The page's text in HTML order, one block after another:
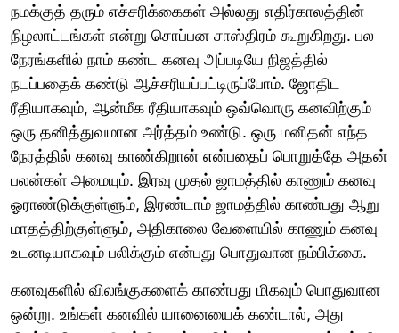
நமக்குத் தரும் எச்சரிக்கைகள் அல்லது எதிர்காலத்தின்
நிழலாட்டங்கள் என்று சொப்பன சாஸ்திரம் கூறுகிறது. பல
நேரங்களில் நாம் கண்ட கனவு அப்படியே நிஜத்தில்
நடப்பதைக் கண்டு ஆச்சரியப்பட்டிருப்போம். ஜோதிட
ரீதியாகவும், ஆன்மீக ரீதியாகவும் ஒவ்வொரு கனவிற்கும்
ஒரு தனித்துவமான அர்த்தம் உண்டு. ஒரு மனிதன் எந்த
நேரத்தில் கனவு காண்கிறான் என்பதைப் பொறுத்தே அதன்
பலன்கள் அமையும். இரவு முதல் ஜாமத்தில் காணும் கனவு
ஓராண்டுக்குள்ளும், இரண்டாம் ஜாமத்தில் காண்பது ஆறு
மாதத்திற்குள்ளும், அதிகாலை வேளையில் காணும் கனவு
உடனடியாகவும் பலிக்கும் என்பது பொதுவான நம்பிக்கை.
கனவுகளில் விலங்குகளைக் காண்பது மிகவும் பொதுவான
ஒன்று. உங்கள் கனவில் யானையைக் கண்டால், அது